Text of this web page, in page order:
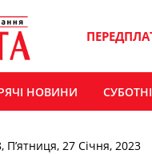
НОВИНИ
П’ятниця, 27 Січня, 2023